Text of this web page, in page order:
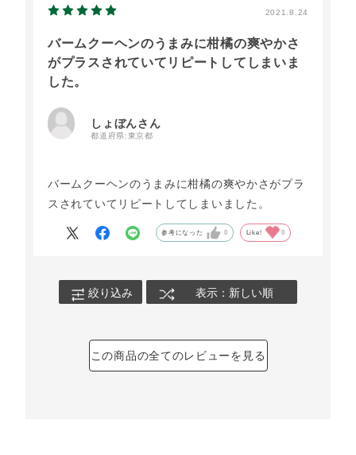
2021.8.24
バームクーヘンのうまみに柑橘の爽やかさ
がプラスされていてリピートしてしまいま
した。
しょぼんさん
都道府県:東京都
バームクーヘンのうまみに柑橘の爽やかさがプラ
スされていてリピートしてしまいました。
参考になった 0 Like! 0
絞り込み 表示：新しい順
この商品の全てのレビューを見る